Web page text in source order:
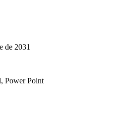
de 2031
Power Point